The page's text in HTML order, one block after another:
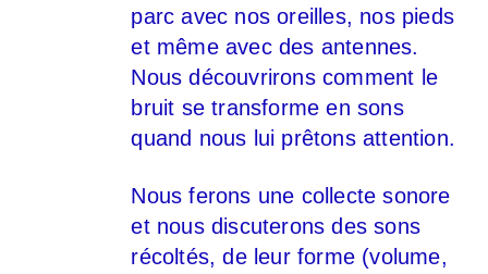
parc avec nos oreilles, nos pieds
et même avec des antennes.
Nous découvrirons comment le
bruit se transforme en sons
quand nous lui prêtons attention.
Nous ferons une collecte sonore
et nous discuterons des sons
récoltés, de leur forme (volume,